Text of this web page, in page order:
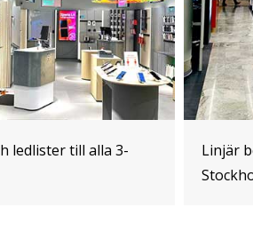
ledlister till alla 3-
Linjär